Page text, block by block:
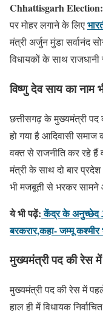
Chhattisgarh Election:
पर मोहर लगाने के लिए
मंत्री अर्जुन मुंडा सर्वानंद
विधायकों के साथ
विष्णु देव साय का नाम
छत्तीसगढ़ के मुख्यमंत्री पद
हो गया है आदिवासी
वक्त से राजनीति कर रहे हैं
मंत्री के साथ दो बार
भी मजबूती से भरकर सामने
ये भी पढ़ें: केंद्र के अनुच्छेद
बरकरार,कहा- जम्मू
मुख्यमंत्री पद की रेस
मुख्यमंत्री पद की रेस में
हाल ही में विधायक